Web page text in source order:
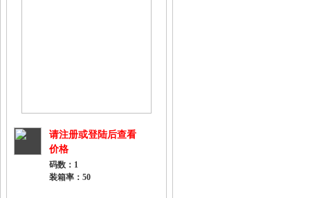
请注册或登陆后查看
价格
码数：1
装箱率：50